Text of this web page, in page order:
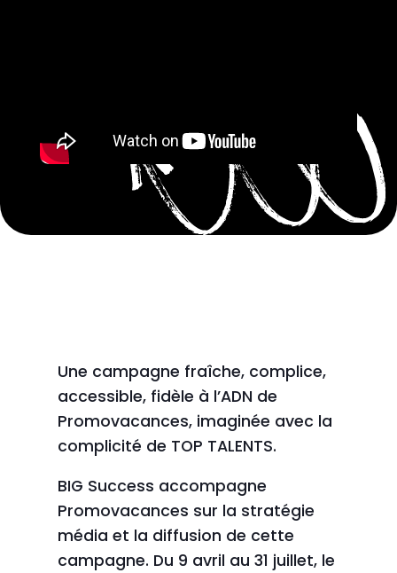
Une campagne fraîche, complice,
accessible, fidèle à l’ADN de
Promovacances, imaginée avec la
complicité de TOP TALENTS.
BIG Success accompagne
Promovacances sur la stratégie
média et la diffusion de cette
campagne. Du 9 avril au 31 juillet, le